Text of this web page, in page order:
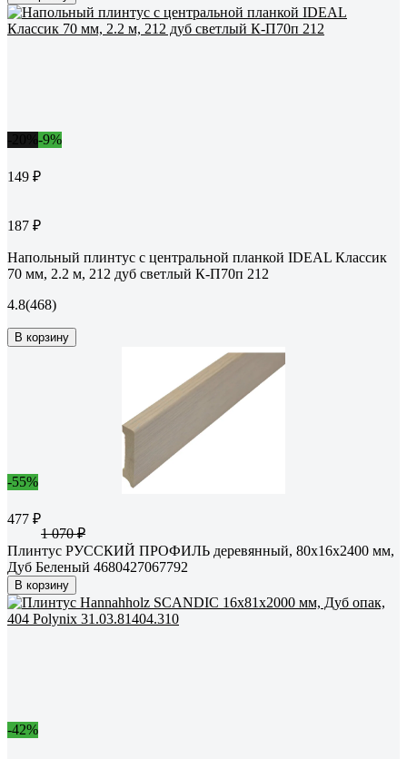
-9%
149 ₽
187 ₽
Напольный плинтус с центральной планкой IDEAL Классик
70 мм, 2.2 м, 212 дуб светлый К-П70п 212
4.8(468)
В корзину
-55%
477 ₽
1 070 ₽
Плинтус РУССКИЙ ПРОФИЛЬ деревянный, 80х16х2400 мм,
Дуб Беленый 4680427067792
В корзину
-42%